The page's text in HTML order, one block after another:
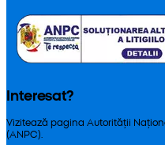
Interesat?
Vizitează pagina Autorității
(ANPC).